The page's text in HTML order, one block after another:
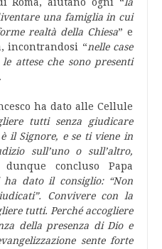
una famiglia in cui
realtà della Chiesa” e
incontrandosi “nelle case
attese che sono presenti
ha dato alle Cellule
tutti senza giudicare
il Signore, e se ti viene in
sull’uno o sull’altro,
concluso Papa
ha dato il consiglio: “Non
Convivere con la
tutti. Perché accogliere
della presenza di Dio e
sente forte